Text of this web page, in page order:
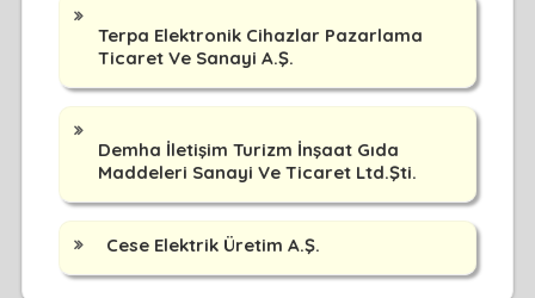
Terpa Elektronik Cihazlar Pazarlama
Ticaret Ve Sanayi A.Ş.
Demha İletişim Turizm İnşaat Gıda
Maddeleri Sanayi Ve Ticaret Ltd.Şti.
Cese Elektrik Üretim A.Ş.